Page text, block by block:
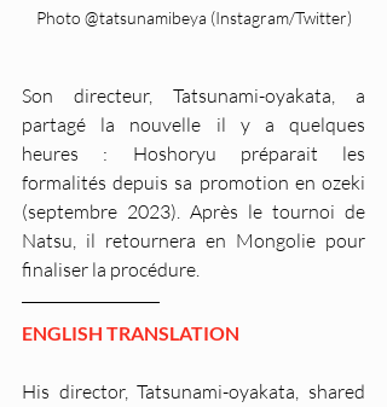
Photo @tatsunamibeya (Instagram/Twitter)
Son directeur, Tatsunami-oyakata, a
partagé la nouvelle il y a quelques
heures : Hoshoryu préparait les
formalités depuis sa promotion en ozeki
(septembre 2023). Après le tournoi de
Natsu, il retournera en Mongolie pour
finaliser la procédure.
ENGLISH TRANSLATION
His director, Tatsunami-oyakata, shared